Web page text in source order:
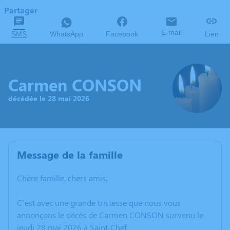
Partager
SMS WhatsApp Facebook E-mail Lien
Carmen CONSON
décédée le 28 mai 2026
Message de la famille
Chère famille, chers amis,
C’est avec une grande tristesse que nous vous
annonçons le décès de Carmen CONSON survenu le
jeudi 28 mai 2026 à Saint-Chef.